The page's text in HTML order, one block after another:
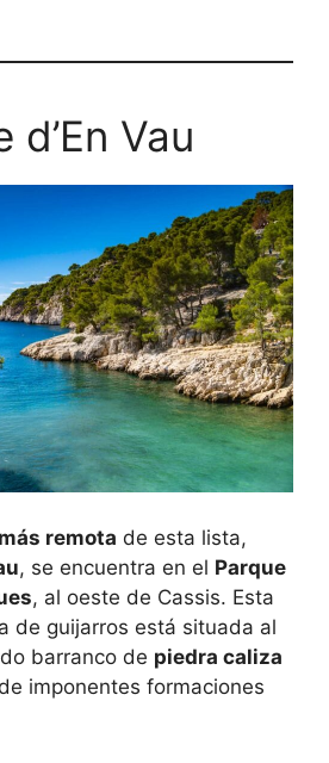
d’En Vau
remota de esta lista,
, se encuentra en el Parque
, al oeste de Cassis. Esta
de guijarros está situada al
barranco de piedra caliza
imponentes formaciones